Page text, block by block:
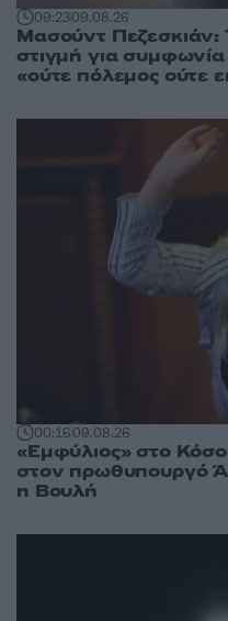
09:2309.08.26
Μασούντ Πεζεσκιάν:
στιγμή για
«ούτε πόλεμος ούτε
00:1609.08.26
«Εμφύλιος» στο
στον πρωθυπουργό
η Βουλή